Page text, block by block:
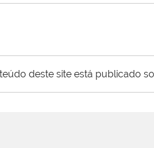
deste site está publicado